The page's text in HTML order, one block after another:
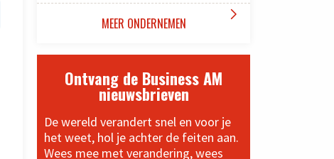
MEER ONDERNEMEN 
Ontvang de Business AM
nieuwsbrieven
De wereld verandert snel en voor je
het weet, hol je achter de feiten aan.
Wees mee met verandering, wees